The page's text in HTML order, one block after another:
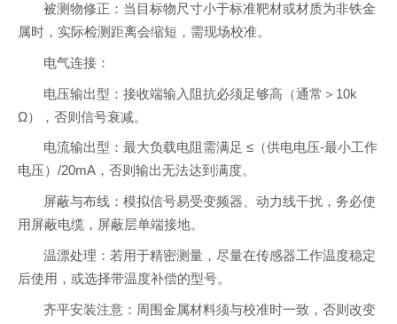
被测物修正：当目标物尺寸小于标准靶材或材质为非铁金
属时，实际检测距离会缩短，需现场校准。
电气连接：
电压输出型：接收端输入阻抗必须足够高（通常＞10k
Ω），否则信号衰减。
电流输出型：最大负载电阻需满足 ≤（供电电压-最小工作
电压）/20mA，否则输出无法达到满度。
屏蔽与布线：模拟信号易受变频器、动力线干扰，务必使
用屏蔽电缆，屏蔽层单端接地。
温漂处理：若用于精密测量，尽量在传感器工作温度稳定
后使用，或选择带温度补偿的型号。
齐平安装注意：周围金属材料须与校准时一致，否则改变